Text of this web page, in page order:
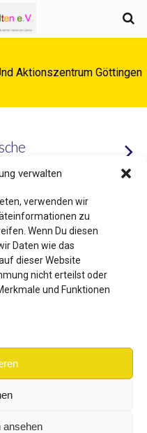
verwalten
verwenden wir
zu
Wenn Du diesen
Daten wie das
dieser Website
nicht erteilst oder
und Funktionen
ansehen
Aktionszentrum Göttingen
Desktop